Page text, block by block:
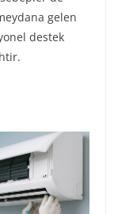
gelen
destek